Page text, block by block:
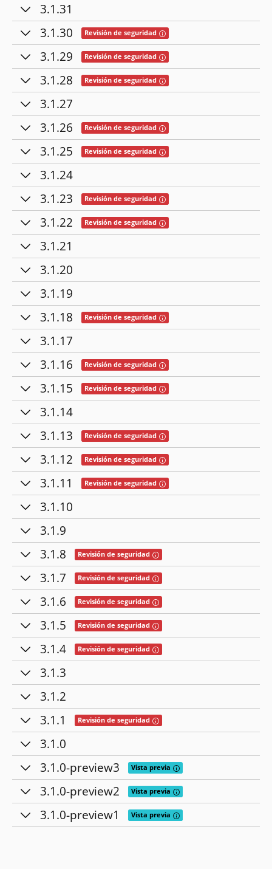
3.1.31
3.1.30
Revisión de seguridad Tooltip: Esta versión contiene
3.1.29 Revisión de seguridad Tooltip: Esta versión contiene
3.1.28 Revisión de seguridad Tooltip: Esta versión contiene
3.1.27
3.1.26
Revisión de seguridad Tooltip: Esta versión contiene
3.1.25 Revisión de seguridad Tooltip: Esta versión contiene
3.1.24
3.1.23
Revisión de seguridad Tooltip: Esta versión contiene
3.1.22 Revisión de seguridad Tooltip: Esta versión contiene
3.1.21
3.1.20
3.1.19
3.1.18
Revisión de seguridad Tooltip: Esta versión contiene
3.1.17
3.1.16
Revisión de seguridad Tooltip: Esta versión contiene
3.1.15 Revisión de seguridad Tooltip: Esta versión contiene
3.1.14
3.1.13
Revisión de seguridad Tooltip: Esta versión contiene
3.1.12 Revisión de seguridad Tooltip: Esta versión contiene
3.1.11 Revisión de seguridad Tooltip: Esta versión contiene
3.1.10
3.1.9
3.1.8
Revisión de seguridad Tooltip: Esta versión contiene
3.1.7 Revisión de seguridad Tooltip: Esta versión contiene
3.1.6 Revisión de seguridad Tooltip: Esta versión contiene
3.1.5 Revisión de seguridad Tooltip: Esta versión contiene
3.1.4 Revisión de seguridad Tooltip: Esta versión contiene
3.1.3
3.1.2
3.1.1
Revisión de seguridad Tooltip: Esta versión contiene
3.1.0
3.1.0-preview3
Vista previa Tooltip: Las versiones
3.1.0-preview2 Vista previa Tooltip: Las versiones
3.1.0-preview1 Vista previa Tooltip: Las versiones